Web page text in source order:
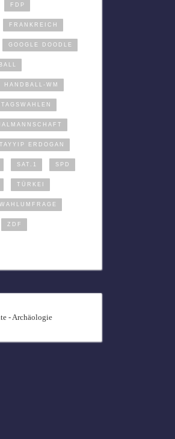
FDP
FRANKREICH
GOOGLE DOODLE
HANDBALL-WM
ERDOGAN
SAT.1 SPD
TÜRKEI
WAHLUMFRAGE
ZDF
- Archäologie